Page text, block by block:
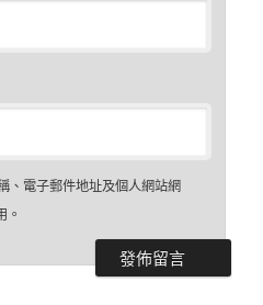
、電子郵件地址及個人網站網
。